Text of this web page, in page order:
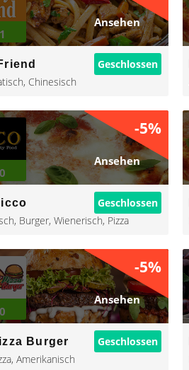
Ansehen
Geschlossen
, Chinesisch
-5%
Ansehen
Geschlossen
, Burger, Wienerisch, Pizza
-5%
Ansehen
Burger
Geschlossen
, Amerikanisch